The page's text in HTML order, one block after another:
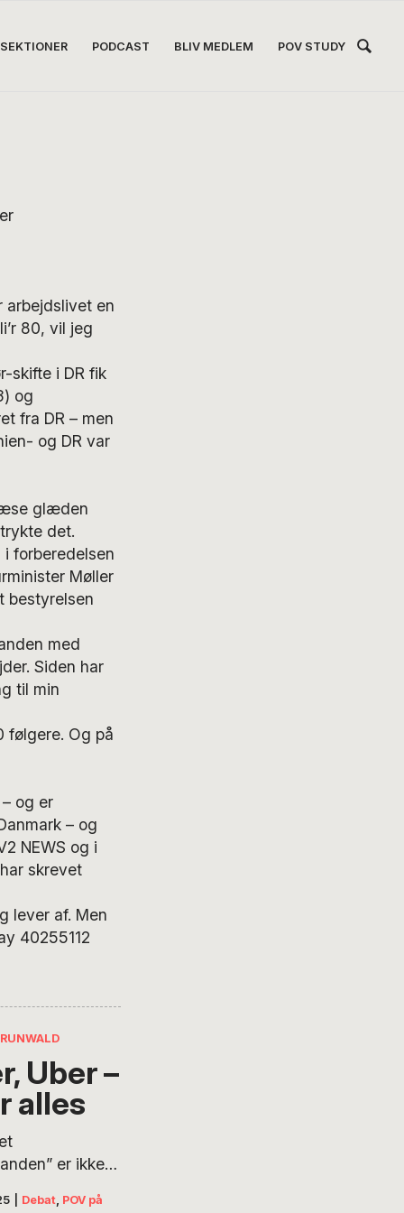
SEKTIONER PODCAST BLIV MEDLEM POV STUDY
arbejdslivet en
80, vil jeg
skifte i DR fik
og
fra DR – men
og DR var
glæden
det.
i forberedelsen
Møller
bestyrelsen
med
Siden har
til min
følgere. Og på
og er
– og
NEWS og i
skrevet
lever af. Men
40255112
Uber –
alles
er ikke
Debat, POV på